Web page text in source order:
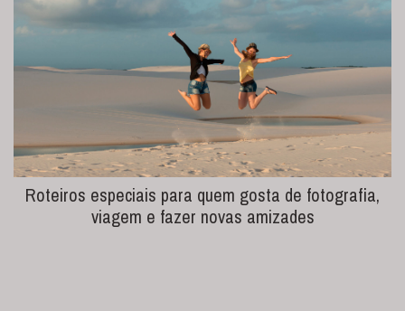
Roteiros especiais para quem gosta de fotografia,
viagem e fazer novas amizades